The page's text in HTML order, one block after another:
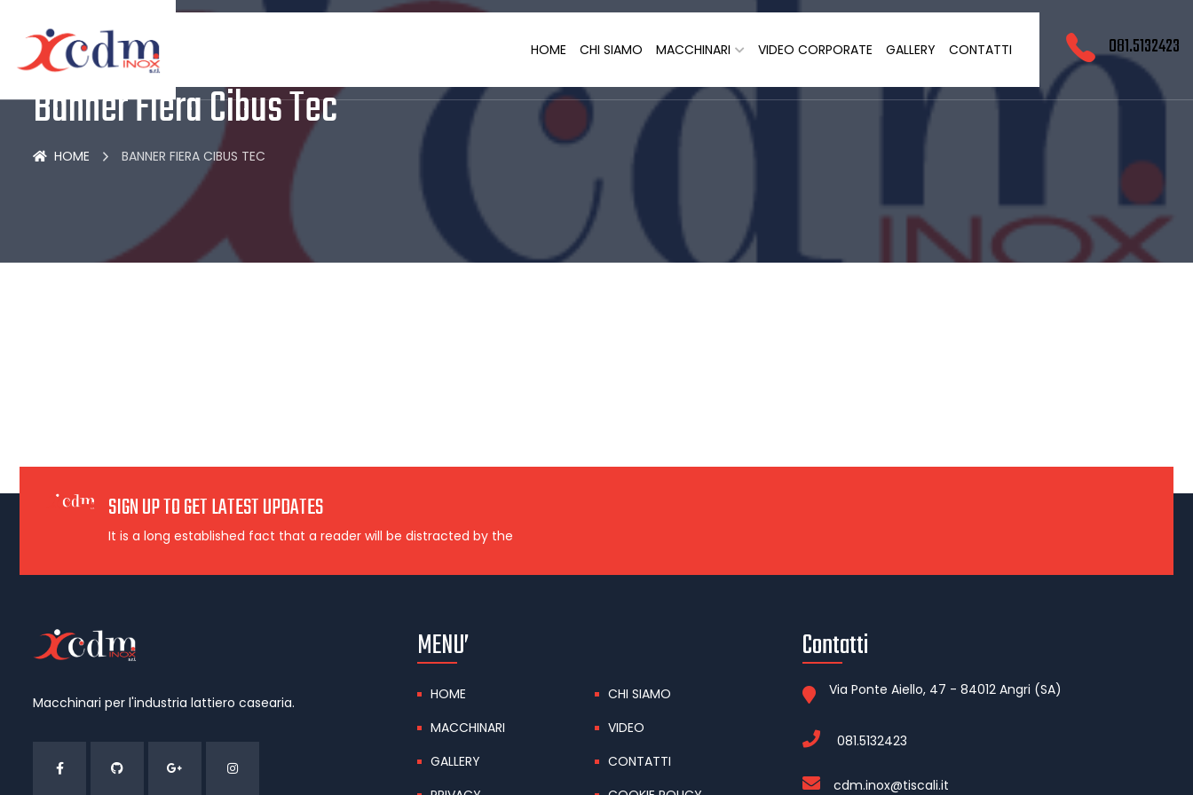
HOME CHI SIAMO MACCHINARI VIDEO CORPORATE GALLERY CONTATTI 081.5132423
Banner Fiera Cibus Tec
HOME BANNER FIERA CIBUS TEC
SIGN UP TO GET LATEST UPDATES
It is a long established fact that a reader will be distracted by the
Macchinari per l'industria lattiero casearia.
MENU’
HOME
CHI SIAMO
MACCHINARI
VIDEO
GALLERY
CONTATTI
Contatti
Via Ponte Aiello, 47 - 84012 Angri (SA)
081.5132423
cdm.inox@tiscali.it